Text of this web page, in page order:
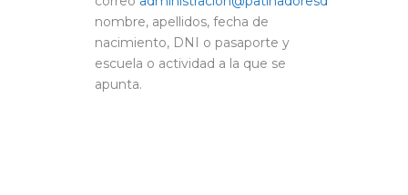
nombre, apellidos, fecha de
nacimiento, DNI o pasaporte y
escuela o actividad a la que se
apunta.